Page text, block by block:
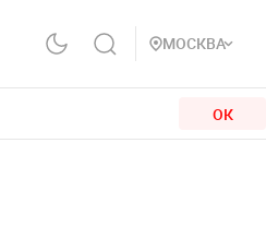
МОСКВА
ОК